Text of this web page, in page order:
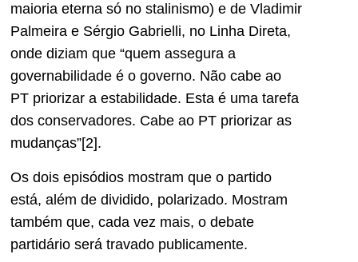
maioria eterna só no stalinismo) e de Vladimir
Palmeira e Sérgio Gabrielli, no Linha Direta,
onde diziam que “quem assegura a
governabilidade é o governo. Não cabe ao
PT priorizar a estabilidade. Esta é uma tarefa
dos conservadores. Cabe ao PT priorizar as
mudanças”[2].
Os dois episódios mostram que o partido
está, além de dividido, polarizado. Mostram
também que, cada vez mais, o debate
partidário será travado publicamente.